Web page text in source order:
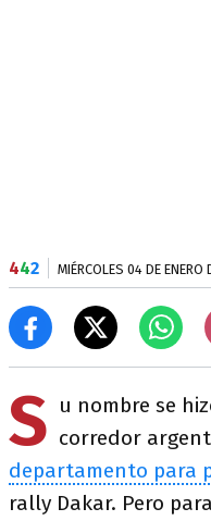
442 MIÉRCOLES 04 DE ENERO
S u nombre se
corredor
departamento para
rally Dakar. Pero